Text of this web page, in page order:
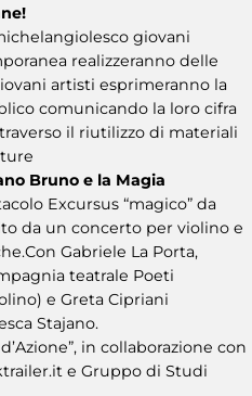
giovani
realizzeranno delle
artisti esprimeranno la
comunicando la loro cifra
il riutilizzo di materiali
Bruno e la Magia
Excursus “magico” da
da un concerto per violino e
Gabriele La Porta,
teatrale Poeti
e Greta Cipriani
Stajano.
in collaborazione con
e Gruppo di Studi